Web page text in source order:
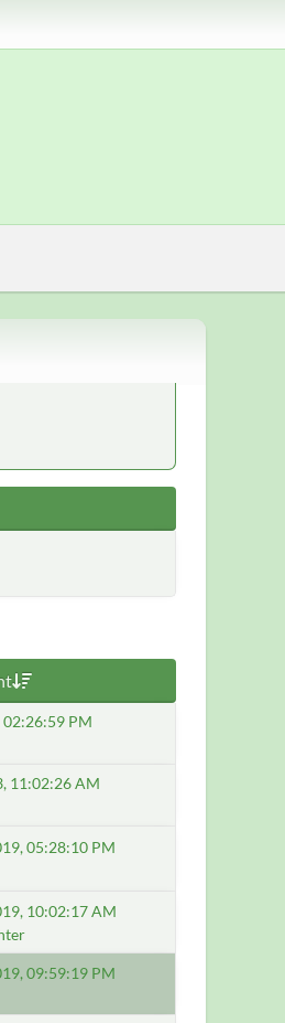
02:26:59 PM
11:02:26 AM
05:28:10 PM
10:02:17 AM
09:59:19 PM